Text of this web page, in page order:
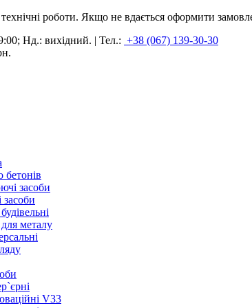
роботи. Якщо не вдається оформити
Нд.: вихідний. | Тел.: +38 (067) 139-30-30
бетонів
засоби
засоби
металу
V33